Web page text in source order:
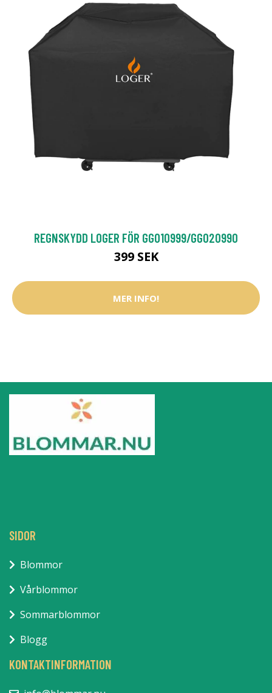
REGNSKYDD LOGER FÖR GG010999/GG020990
399 SEK
MER INFO!
SIDOR
Blommor
Vårblommor
Sommarblommor
Blogg
KONTAKTINFORMATION